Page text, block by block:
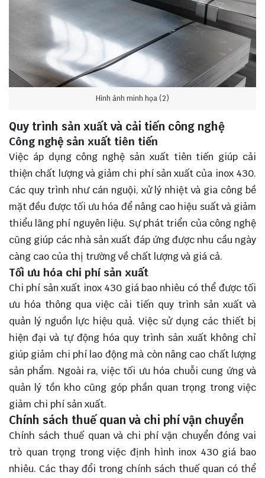
Hình ảnh minh họa (2)
Quy trình sản xuất và cải tiến công nghệ
Công nghệ sản xuất tiên tiến
Việc áp dụng công nghệ sản xuất tiên tiến giúp cải
thiện chất lượng và giảm chi phí sản xuất của inox 430.
Các quy trình như cán nguội, xử lý nhiệt và gia công bề
mặt đều được tối ưu hóa để nâng cao hiệu suất và giảm
thiểu lãng phí nguyên liệu. Sự phát triển của công nghệ
cũng giúp các nhà sản xuất đáp ứng được nhu cầu ngày
càng cao của thị trường về chất lượng và giá cả.
Tối ưu hóa chi phí sản xuất
Chi phí sản xuất inox 430 giá bao nhiêu có thể được tối
ưu hóa thông qua việc cải tiến quy trình sản xuất và
quản lý nguồn lực hiệu quả. Việc sử dụng các thiết bị
hiện đại và tự động hóa quy trình sản xuất không chỉ
giúp giảm chi phí lao động mà còn nâng cao chất lượng
sản phẩm. Ngoài ra, việc tối ưu hóa chuỗi cung ứng và
quản lý tồn kho cũng góp phần quan trọng trong việc
giảm chi phí sản xuất.
Chính sách thuế quan và chi phí vận chuyển
Chính sách thuế quan và chi phí vận chuyển đóng vai
trò quan trọng trong việc định hình inox 430 giá bao
nhiêu. Các thay đổi trong chính sách thuế quan có thể